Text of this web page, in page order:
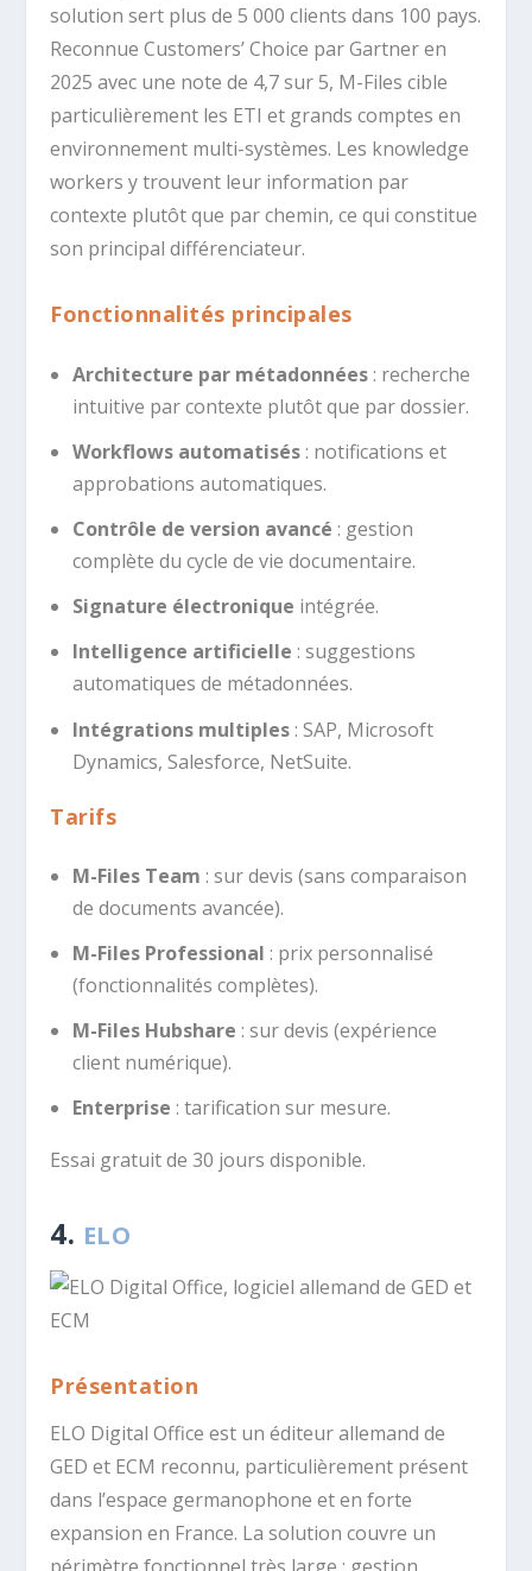
solution sert plus de 5 000 clients dans 100 pays.
Reconnue Customers’ Choice par Gartner en
2025 avec une note de 4,7 sur 5, M-Files cible
particulièrement les ETI et grands comptes en
environnement multi-systèmes. Les knowledge
workers y trouvent leur information par
contexte plutôt que par chemin, ce qui constitue
son principal différenciateur.
Fonctionnalités principales
Architecture par métadonnées: recherche
intuitive par contexte plutôt que par dossier.
Workflows automatisés: notifications et
approbations automatiques.
Contrôle de version avancé : gestion
complète du cycle de vie documentaire.
Signature électronique intégrée.
Intelligence artificielle : suggestions
automatiques de métadonnées.
Intégrations multiples: SAP, Microsoft
Dynamics, Salesforce, NetSuite.
Tarifs
M-Files Team : sur devis (sans comparaison
de documents avancée).
M-Files Professional : prix personnalisé
(fonctionnalités complètes).
M-Files Hubshare : sur devis (expérience
client numérique).
Enterprise : tarification sur mesure.
Essai gratuit de 30 jours disponible.
4. ELO
Présentation
ELO Digital Office est un éditeur allemand de
GED et ECM reconnu, particulièrement présent
dans l’espace germanophone et en forte
expansion en France. La solution couvre un